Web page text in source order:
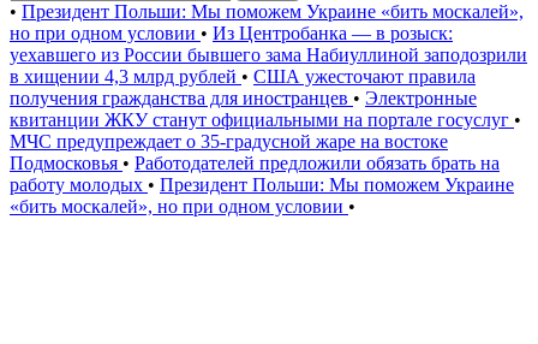
• Президент Польши: Мы поможем Украине «бить москалей»,
но при одном условии • Из Центробанка — в розыск:
уехавшего из России бывшего зама Набиуллиной заподозрили
в хищении 4,3 млрд рублей • США ужесточают правила
получения гражданства для иностранцев • Электронные
квитанции ЖКУ станут официальными на портале госуслуг •
МЧС предупреждает о 35-градусной жаре на востоке
Подмосковья • Работодателей предложили обязать брать на
работу молодых • Президент Польши: Мы поможем Украине
«бить москалей», но при одном условии •